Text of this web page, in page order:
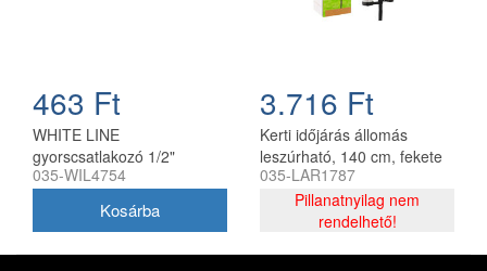
463 Ft
WHITE LINE
gyorscsatlakozó 1/2"
stoppos CH
035-WIL4754
3.716 Ft
Kerti időjárás állomás
leszúrható, 140 cm, fekete
035-LAR1787
Pillanatnyilag nem
rendelhető!